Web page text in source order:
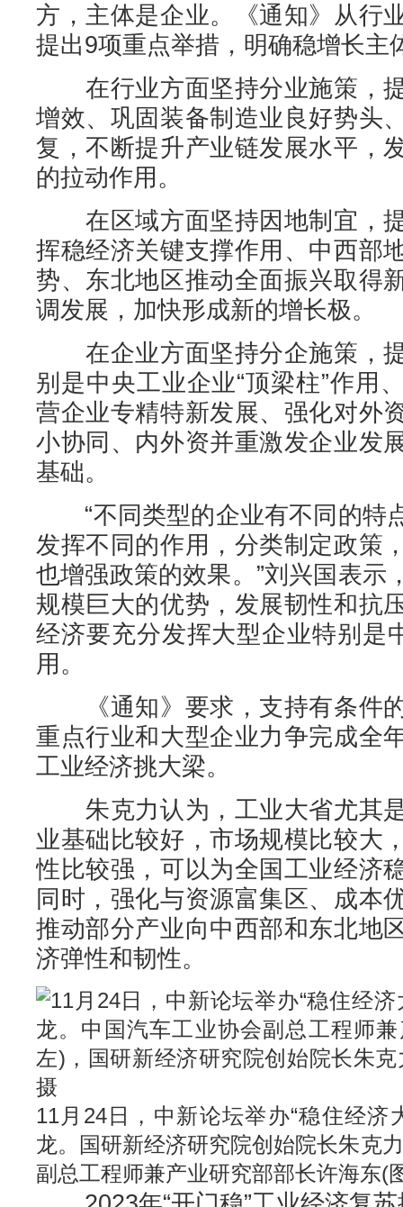
方，主体是企业。《通知》从行
提出9项重点举措，明确稳增长主
在行业方面坚持分业施策，
增效、巩固装备制造业良好势头
复，不断提升产业链发展水平，
的拉动作用。
在区域方面坚持因地制宜，
挥稳经济关键支撑作用、中西部
势、东北地区推动全面振兴取得
调发展，加快形成新的增长极。
在企业方面坚持分企施策，
别是中央工业企业“顶梁柱”作用
营企业专精特新发展、强化对外
小协同、内外资并重激发企业发
基础。
“不同类型的企业有不同的特
发挥不同的作用，分类制定政策
也增强政策的效果。”刘兴国表示
规模巨大的优势，发展韧性和抗
经济要充分发挥大型企业特别是
用。
《通知》要求，支持有条件
重点行业和大型企业力争完成全
工业经济挑大梁。
朱克力认为，工业大省尤其
业基础比较好，市场规模比较大
性比较强，可以为全国工业经济
同时，强化与资源富集区、成本
推动部分产业向中西部和东北地
济弹性和韧性。
11月24日，中新论坛举办“稳住经济
龙。国研新经济研究院创始院长朱克
副总工程师兼产业研究部部长许海东(